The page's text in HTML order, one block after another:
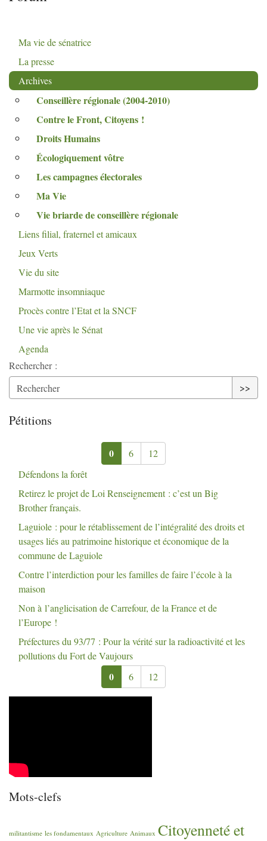
Ma vie de sénatrice
La presse
Archives
Conseillère régionale (2004-2010)
Contre le Front, Citoyens !
Droits Humains
Écologiquement vôtre
Les campagnes électorales
Ma Vie
Vie briarde de conseillère régionale
Liens filial, fraternel et amicaux
Jeux Verts
Vie du site
Marmotte insomniaque
Procès contre l’Etat et la SNCF
Une vie après le Sénat
Agenda
Rechercher :
>>
Pétitions
0 6
12
Défendons la forêt
Retirez le projet de Loi Renseignement : c’est un Big
Brother français.
Laguiole : pour le rétablissement de l’intégralité des droits et
usages liés au patrimoine historique et économique de la
commune de Laguiole
Contre l’interdiction pour les familles de faire l’école à la
maison
Non à l’anglicisation de Carrefour, de la France et de
l’Europe !
Préfectures du 93/77 : Pour la vérité sur la radioactivité et les
pollutions du Fort de Vaujours
0 6 12
Mots-clefs
militantisme les fondamentaux Agriculture Animaux Citoyenneté et